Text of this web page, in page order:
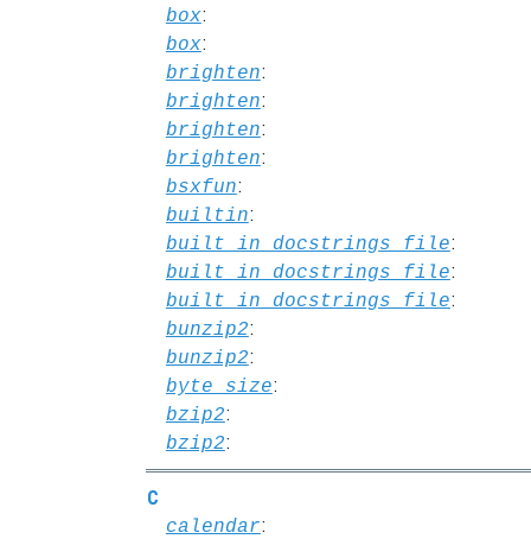
box:
box:
brighten:
brighten:
brighten:
brighten:
bsxfun:
builtin:
built_in_docstrings_file:
built_in_docstrings_file:
built_in_docstrings_file:
bunzip2:
bunzip2:
byte_size:
bzip2:
bzip2:
C
calendar: